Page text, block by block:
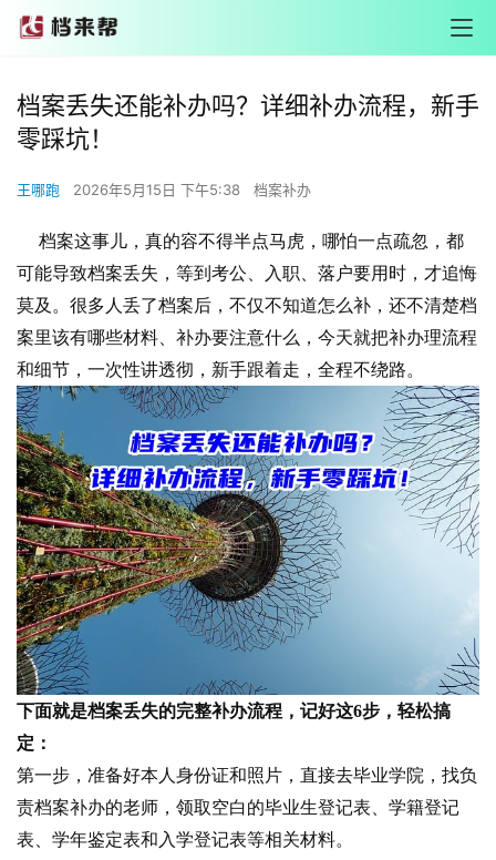
档案丢失还能补办吗？详细补办流程，新手
零踩坑！
王哪跑 2026年5月15日 下午5:38 档案补办
档案这事儿，真的容不得半点马虎，哪怕一点疏忽，都
可能导致档案丢失，等到考公、入职、落户要用时，才追悔
莫及。很多人丢了档案后，不仅不知道怎么补，还不清楚档
案里该有哪些材料、补办要注意什么，今天就把补办理流程
和细节，一次性讲透彻，新手跟着走，全程不绕路。
下面就是档案丢失的完整补办流程，记好这6步，轻松搞
定：
第一步，准备好本人身份证和照片，直接去毕业学院，找负
责档案补办的老师，领取空白的毕业生登记表、学籍登记
表、学年鉴定表和入学登记表等相关材料。